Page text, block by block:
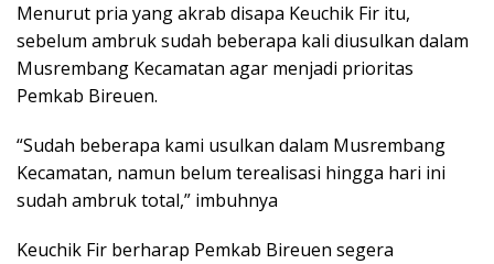
Menurut pria yang akrab disapa Keuchik Fir itu,
sebelum ambruk sudah beberapa kali diusulkan dalam
Musrembang Kecamatan agar menjadi prioritas
Pemkab Bireuen.
“Sudah beberapa kami usulkan dalam Musrembang
Kecamatan, namun belum terealisasi hingga hari ini
sudah ambruk total,” imbuhnya
Keuchik Fir berharap Pemkab Bireuen segera